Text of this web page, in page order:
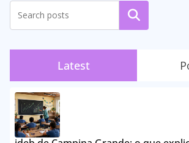
Pesquisar
Latest